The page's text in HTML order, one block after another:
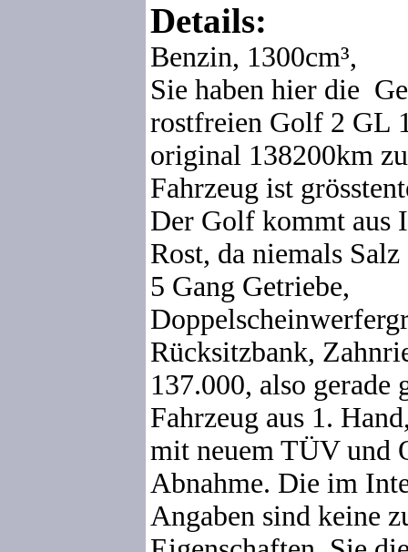
Details:
Benzin, 1300cm³,
Sie haben hier die
rostfreien Golf 2
original 138200km
Fahrzeug ist
Der Golf kommt aus
Rost, da niemals
5 Gang Getriebe,
Rücksitzbank,
137.000, also gerade
Fahrzeug aus 1.
mit neuem TÜV und
Abnahme. Die im
Angaben sind keine